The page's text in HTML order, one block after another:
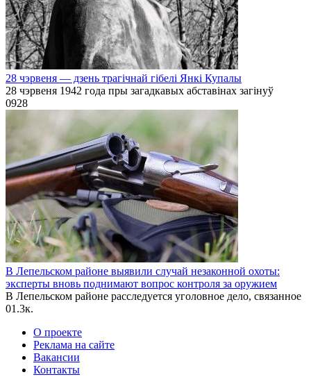
28 чэрвеня — дзень трагічнай гібелі Янкі Купалы
28 чэрвеня 1942 года пры загадкавых абставінах загінуў
0928
В Лепельском районе выявили случай незаконной охоты:
эксперты вновь поднимают вопрос контроля за оружием
В Лепельском районе расследуется уголовное дело, связанное
01.3к.
О проекте
Реклама на сайте
Вакансии
Контакты